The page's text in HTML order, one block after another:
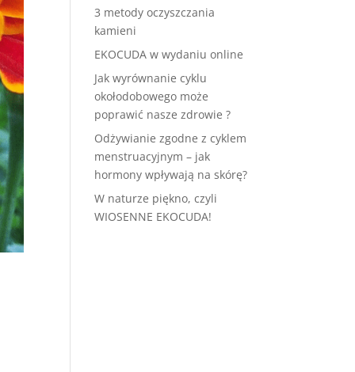
3 metody oczyszczania
kamieni
EKOCUDA w wydaniu online
Jak wyrównanie cyklu
okołodobowego może
poprawić nasze zdrowie ?
Odżywianie zgodne z cyklem
menstruacyjnym – jak
hormony wpływają na skórę?
W naturze piękno, czyli
WIOSENNE EKOCUDA!